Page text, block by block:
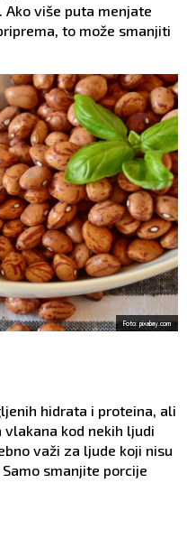
Ako više puta menjate
to može smanjiti
Foto: pixabay.com
hidrata i proteina, ali
vlakana kod nekih ljudi
važi za ljude koji nisu
smanjite porcije